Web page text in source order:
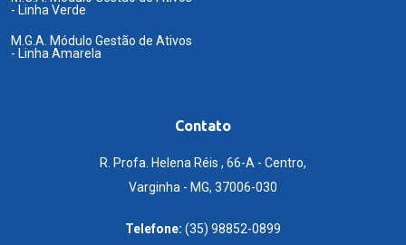
- Linha Verde
M.G.A. Módulo Gestão de Ativos
- Linha Amarela
Contato
R. Profa. Helena Réis , 66-A - Centro,
Varginha - MG, 37006-030
Telefone: (35) 98852-0899